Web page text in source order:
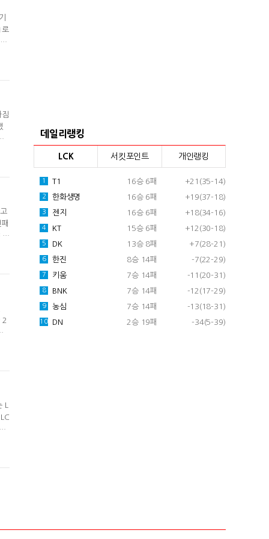
로
짐
.
하
2
L
데일리랭킹
LCK 서킷포인트 개인랭킹
1 T1 16승 6패 +21(35-14)
2 한화생명 16승 6패 +19(37-18)
3 젠지 16승 6패 +18(34-16)
4 KT 15승 6패 +12(30-18)
5 DK 13승 8패 +7(28-21)
6 한진 8승 14패 -7(22-29)
7 키움 7승 14패 -11(20-31)
8 BNK 7승 14패 -12(17-29)
9 농심 7승 14패 -13(18-31)
10 DN 2승 19패 -34(5-39)